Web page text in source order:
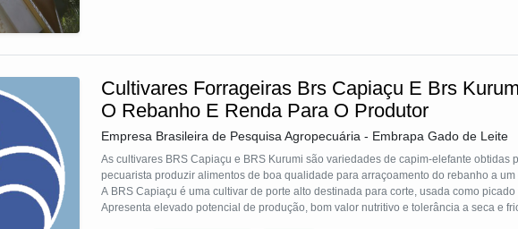
Cultivares Forrageiras Brs Capiaçu E Brs
O Rebanho E Renda Para O Produtor
Empresa Brasileira de Pesquisa Agropecuária - Embrapa Gado de Leite
As cultivares BRS Capiaçu e BRS Kurumi são variedades de capim-elefante obtidas
pecuarista produzir alimentos de boa qualidade para arraçoamento do rebanho a um
A BRS Capiaçu é uma cultivar de porte alto destinada para corte, usada como
Apresenta elevado potencial de produção, bom valor nutritivo e tolerância a seca e